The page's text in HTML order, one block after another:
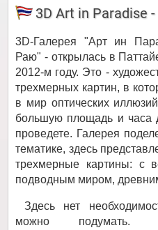
3D Art in Paradise
3D-Галерея "Арт ин
Раю" - открылась в
2012-м году. Это -
трехмерных картин, в
в мир оптических
большую площадь и часа
проведете. Галерея
тематике, здесь
трехмерные картины: с
подводным миром,
Здесь нет
можно подумать.